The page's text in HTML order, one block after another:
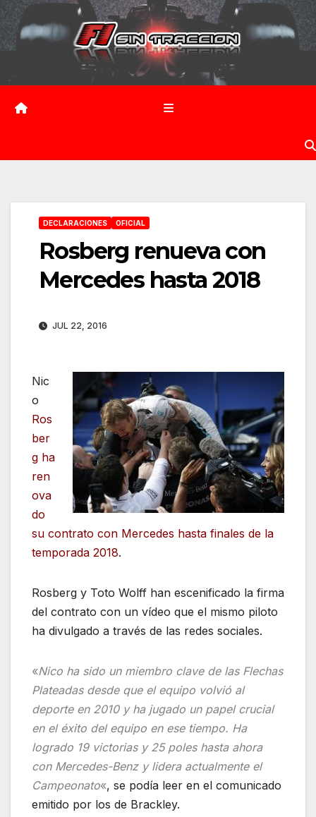
Saltar
contenido
DECLARACIONES OFICIAL
Rosberg renueva con
Mercedes hasta 2018
JUL 22, 2016
Nic
o
Ros
ber
g ha
ren
ova
do
su contrato con Mercedes hasta finales de la
temporada 2018.
Rosberg y Toto Wolff han escenificado la firma
del contrato con un vídeo que el mismo piloto
ha divulgado a través de las redes sociales.
«Nico ha sido un miembro clave de las Flechas
Plateadas desde que el equipo volvió al
deporte en 2010 y ha jugado un papel crucial
en el éxito del equipo en ese tiempo. Ha
logrado 19 victorias y 25 poles hasta ahora
con Mercedes-Benz y lidera actualmente el
Campeonato«, se podía leer en el comunicado
emitido por los de Brackley.